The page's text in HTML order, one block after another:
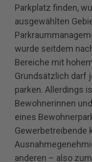
Parkplatz finden,
ausgewählten
wurde seitdem
Bereiche mit
Grundsätzlich darf
parken. Allerdings
Bewohnerinnen
eines
Gewerbetreibende
anderen – also